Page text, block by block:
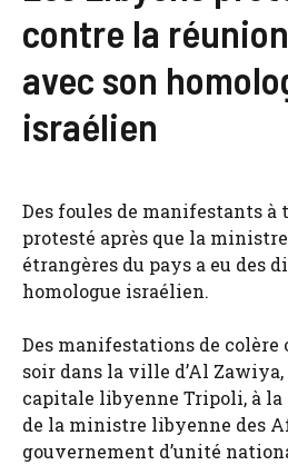
contre la
avec son
israélien
Des foules de manifestants
protesté après que la
étrangères du pays a eu des
homologue israélien.
Des manifestations de
soir dans la ville d’Al Zawiya,
capitale libyenne Tripoli, à la
de la ministre libyenne des
gouvernement d’unité